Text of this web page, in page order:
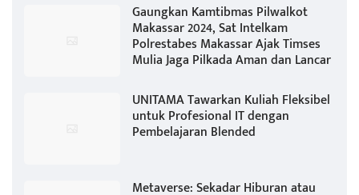
Gaungkan Kamtibmas Pilwalkot
Makassar 2024, Sat Intelkam
Polrestabes Makassar Ajak Timses
Mulia Jaga Pilkada Aman dan Lancar
UNITAMA Tawarkan Kuliah Fleksibel
untuk Profesional IT dengan
Pembelajaran Blended
Metaverse: Sekadar Hiburan atau